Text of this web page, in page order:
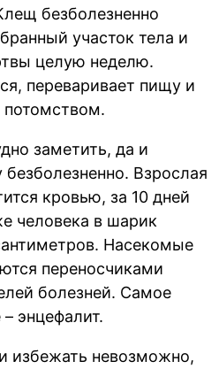
безболезненно
участок тела и
целую неделю.
переваривает пищу и
потомством.
заметить, да и
Взрослая
кровью, за 10 дней
человека в шарик
Насекомые
переносчиками
болезней. Самое
энцефалит.
избежать невозможно,